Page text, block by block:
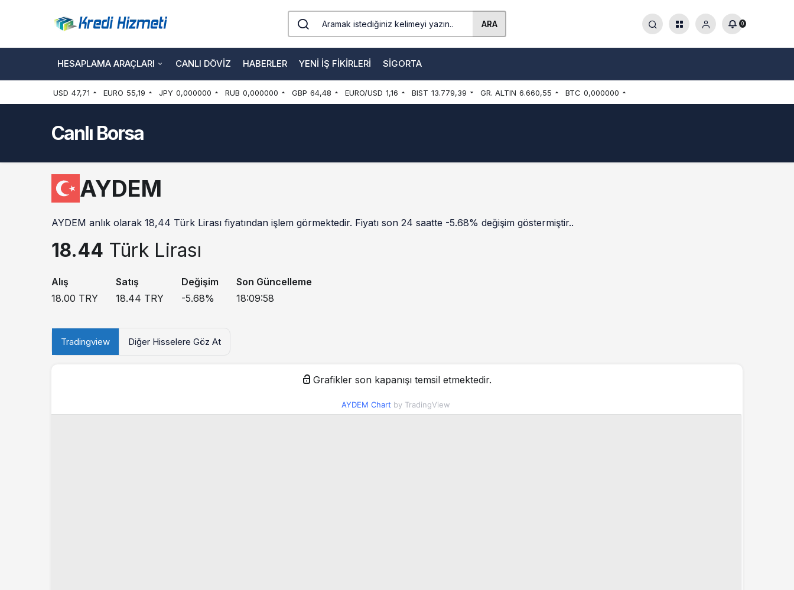
ARA 0
HESAPLAMA ARAÇLARI CANLI DÖVIZ HABERLER YENI İŞ FIKIRLERI SIGORTA
USD 47,71 EURO 55,19 JPY 0,000000 RUB 0,000000 GBP 64,48 EURO/USD 1,16 BIST 13.779,39 GR. ALTIN 6.660,55 BTC 0,000000
Canlı Borsa
AYDEM
AYDEM anlık olarak 18,44 Türk Lirası fiyatından işlem görmektedir. Fiyatı son 24 saatte -5.68% değişim göstermiştir..
18.44 Türk Lirası
Alış
18.00 TRY
Satış
18.44 TRY
Değişim
-5.68%
Son Güncelleme
18:09:58
Tradingview Diğer Hisselere Göz At
Grafikler son kapanışı temsil etmektedir.
AYDEM Chart by TradingView